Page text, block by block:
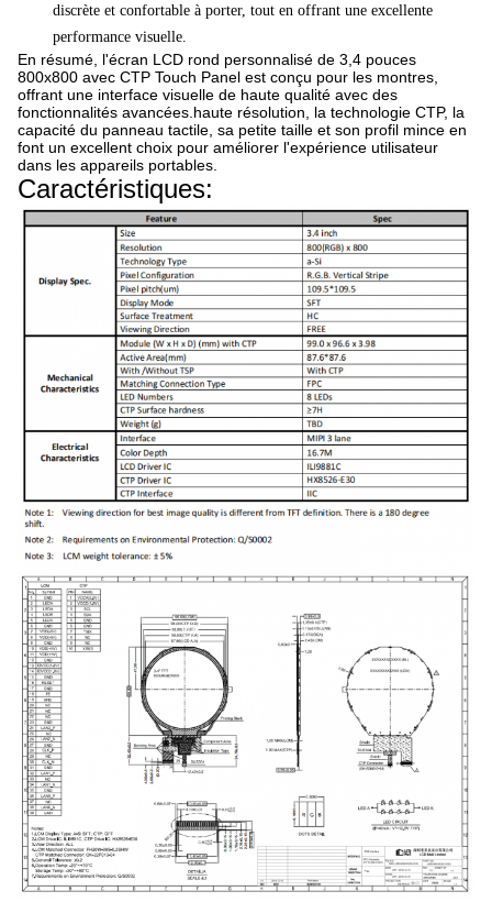
discrète et confortable à porter, tout en offrant une excellente
performance visuelle.
En résumé, l'écran LCD rond personnalisé de 3,4 pouces
800x800 avec CTP Touch Panel est conçu pour les montres,
offrant une interface visuelle de haute qualité avec des
fonctionnalités avancées.haute résolution, la technologie CTP, la
capacité du panneau tactile, sa petite taille et son profil mince en
font un excellent choix pour améliorer l'expérience utilisateur
dans les appareils portables.
Caractéristiques: